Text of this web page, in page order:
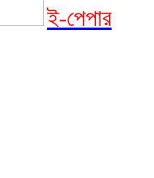
ই-পেপার